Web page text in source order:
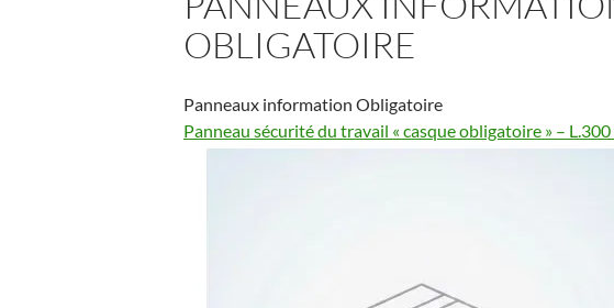
OBLIGATOIRE
Panneaux information Obligatoire
Panneau sécurité du travail « casque obligatoire » –